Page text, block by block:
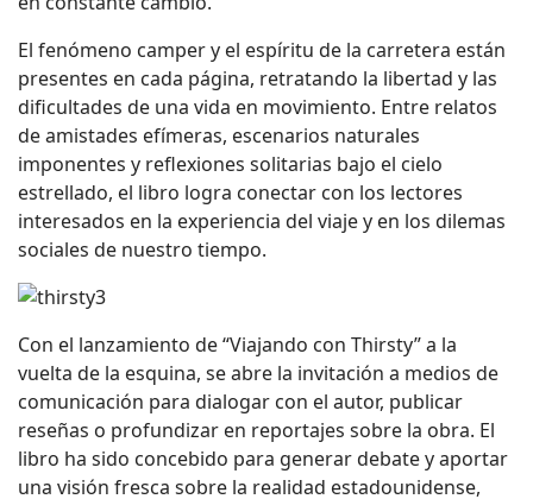
El fenómeno camper y el espíritu de la carretera están
presentes en cada página, retratando la libertad y las
dificultades de una vida en movimiento. Entre relatos
de amistades efímeras, escenarios naturales
imponentes y reflexiones solitarias bajo el cielo
estrellado, el libro logra conectar con los lectores
interesados en la experiencia del viaje y en los dilemas
sociales de nuestro tiempo.
Con el lanzamiento de “Viajando con Thirsty” a la
vuelta de la esquina, se abre la invitación a medios de
comunicación para dialogar con el autor, publicar
reseñas o profundizar en reportajes sobre la obra. El
libro ha sido concebido para generar debate y aportar
una visión fresca sobre la realidad estadounidense,